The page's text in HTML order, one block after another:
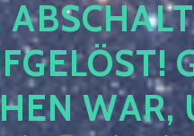
WAR,